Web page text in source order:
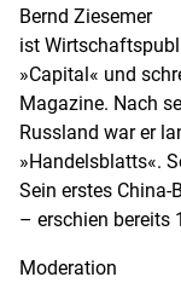
Bernd Ziesemer
ist
»Capital« und
Magazine. Nach
Russland war er
»Handelsblatts«.
Sein erstes
– erschien bereits
Moderation